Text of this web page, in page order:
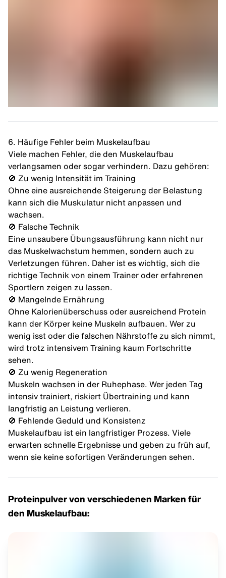
6. Häufige Fehler beim Muskelaufbau
Viele machen Fehler, die den Muskelaufbau
verlangsamen oder sogar verhindern. Dazu gehören:
🚫 Zu wenig Intensität im Training
Ohne eine ausreichende Steigerung der Belastung
kann sich die Muskulatur nicht anpassen und
wachsen.
🚫 Falsche Technik
Eine unsaubere Übungsausführung kann nicht nur
das Muskelwachstum hemmen, sondern auch zu
Verletzungen führen. Daher ist es wichtig, sich die
richtige Technik von einem Trainer oder erfahrenen
Sportlern zeigen zu lassen.
🚫 Mangelnde Ernährung
Ohne Kalorienüberschuss oder ausreichend Protein
kann der Körper keine Muskeln aufbauen. Wer zu
wenig isst oder die falschen Nährstoffe zu sich nimmt,
wird trotz intensivem Training kaum Fortschritte
sehen.
🚫 Zu wenig Regeneration
Muskeln wachsen in der Ruhephase. Wer jeden Tag
intensiv trainiert, riskiert Übertraining und kann
langfristig an Leistung verlieren.
🚫 Fehlende Geduld und Konsistenz
Muskelaufbau ist ein langfristiger Prozess. Viele
erwarten schnelle Ergebnisse und geben zu früh auf,
wenn sie keine sofortigen Veränderungen sehen.
Proteinpulver von verschiedenen Marken für
den Muskelaufbau: